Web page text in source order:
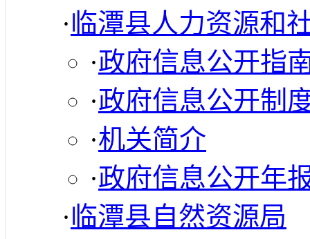
·临潭县人力资源和
·政府信息公开指
·政府信息公开制
·机关简介
·政府信息公开年
·临潭县自然资源局